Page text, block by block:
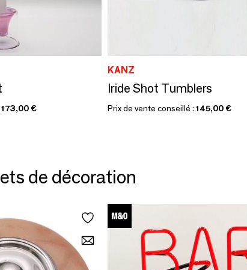
173,00 €
KANZ
Iride Shot Tumblers
Prix de vente conseillé : 145,00 €
de décoration